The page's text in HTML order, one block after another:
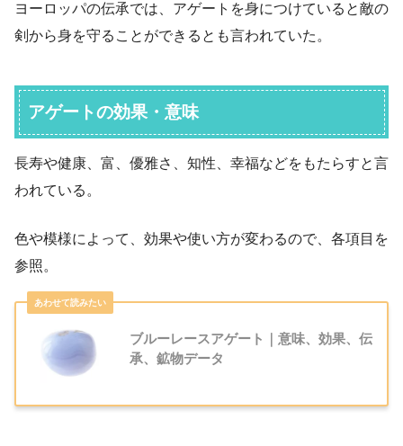
ヨーロッパの伝承では、アゲートを身につけていると敵の
剣から身を守ることができるとも言われていた。
アゲートの効果・意味
長寿や健康、富、優雅さ、知性、幸福などをもたらすと言
われている。
色や模様によって、効果や使い方が変わるので、各項目を
参照。
ブルーレースアゲート｜意味、効果、伝
承、鉱物データ